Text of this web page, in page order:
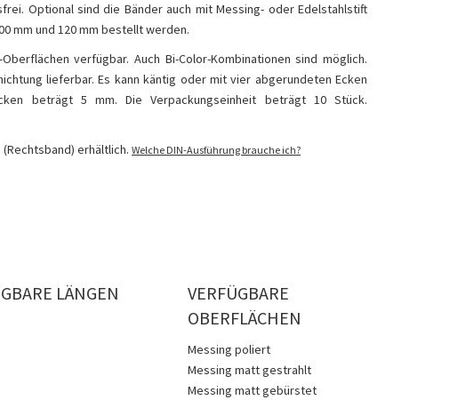
Optional sind die Bänder auch mit Messing- oder Edelstahlstift
mm und 120 mm bestellt werden.
verfügbar. Auch Bi-Color-Kombinationen sind möglich.
lieferbar. Es kann käntig oder mit vier abgerundeten Ecken
beträgt 5 mm. Die Verpackungseinheit beträgt 10 Stück.
erhältlich. Welche DIN-Ausführung brauche ich?
LÄNGEN
VERFÜGBARE
OBERFLÄCHEN
Messing poliert
Messing matt gestrahlt
Messing matt gebürstet